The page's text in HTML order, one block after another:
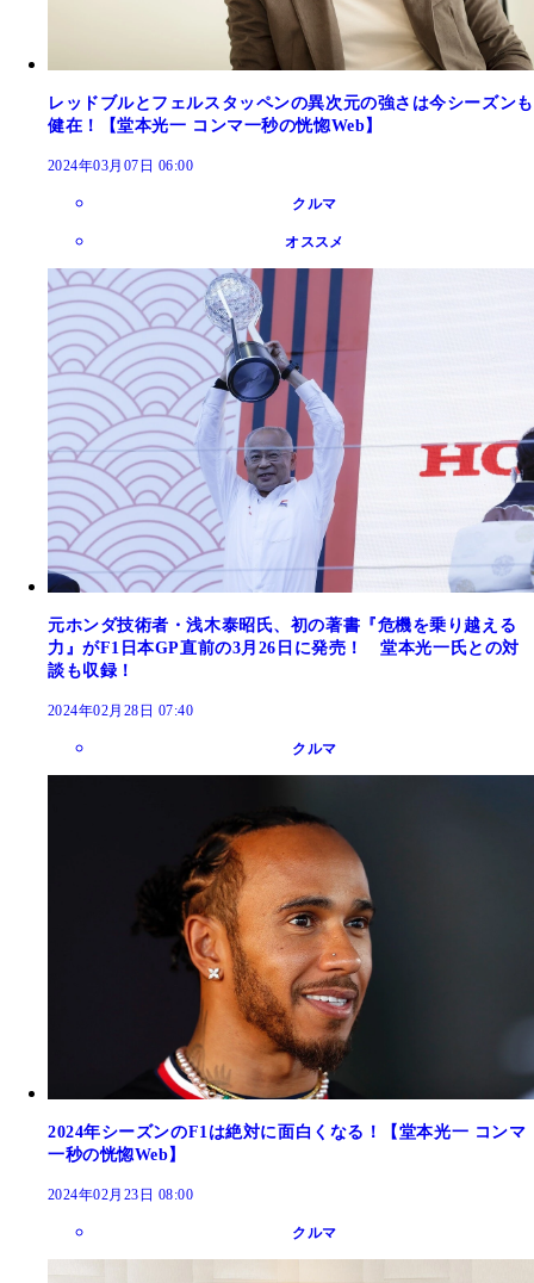
レッドブルとフェルスタッペンの異次元の強さは今シーズンも
健在！【堂本光一 コンマ一秒の恍惚Web】
2024年03月07日 06:00
クルマ
オススメ
元ホンダ技術者・浅木泰昭氏、初の著書『危機を乗り越える
力』がF1日本GP直前の3月26日に発売！ 堂本光一氏との対
談も収録！
2024年02月28日 07:40
クルマ
2024年シーズンのF1は絶対に面白くなる！【堂本光一 コンマ
一秒の恍惚Web】
2024年02月23日 08:00
クルマ